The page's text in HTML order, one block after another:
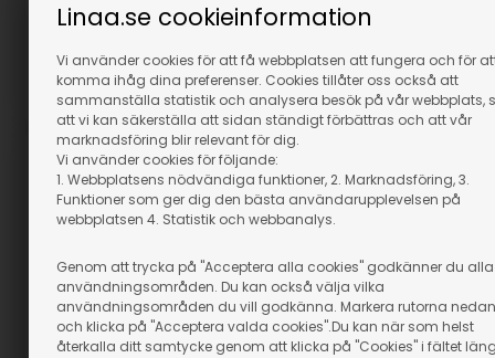
Linaa.se cookieinformation
Vi använder cookies för att få webbplatsen att fungera och för
komma ihåg dina preferenser. Cookies tillåter oss också att
sammanställa statistik och analysera besök på vår webbplats,
att vi kan säkerställa att sidan ständigt förbättras och att vår
marknadsföring blir relevant för dig.
Vi använder cookies för följande:
1. Webbplatsens nödvändiga funktioner, 2. Marknadsföring, 3.
Funktioner som ger dig den bästa användarupplevelsen på
webbplatsen 4. Statistik och webbanalys.
Genom att trycka på "Acceptera alla cookies" godkänner du alla
användningsområden. Du kan också välja vilka
användningsområden du vill godkänna. Markera rutorna nedan
och klicka på "Acceptera valda cookies".Du kan när som helst
återkalla ditt samtycke genom att klicka på "Cookies" i fältet
Eventuellt leveranskostnader
GÅ TILL VARAN
Artikelnummer: 84019
Eventuellt leveranskostnader
GÅ TILL VARAN
Artikelnummer: 84004